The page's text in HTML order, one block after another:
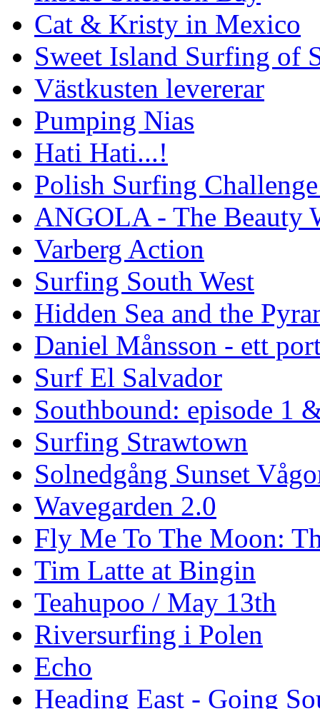
Cat & Kristy in Mexico
Sweet Island Surfing of
Västkusten levererar
Pumping Nias
Hati Hati...!
Polish Surfing
ANGOLA - The Beauty
Varberg Action
Surfing South West
Hidden Sea and the
Daniel Månsson - ett
Surf El Salvador
Southbound: episode 1
Surfing Strawtown
Solnedgång Sunset
Wavegarden 2.0
Fly Me To The Moon:
Tim Latte at Bingin
Teahupoo / May 13th
Riversurfing i Polen
Echo
Heading East - Going